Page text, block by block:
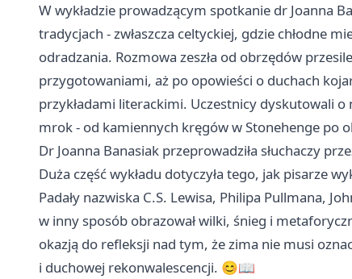
W wykładzie prowadzącym spotkanie dr Joanna
tradycjach - zwłaszcza celtyckiej, gdzie chłodne
odradzania. Rozmowa zeszła od obrzędów
przygotowaniami, aż po opowieści o duchach
przykładami literackimi. Uczestnicy dyskutowali
mrok - od kamiennych kręgów w Stonehenge po
Dr Joanna Banasiak przeprowadziła słuchaczy
Duża część wykładu dotyczyła tego, jak pisarze
Padały nazwiska C.S. Lewisa, Philipa Pullmana,
w inny sposób obrazował wilki, śnieg i
okazją do refleksji nad tym, że zima nie musi
i duchowej rekonwalescencji. 😊📖